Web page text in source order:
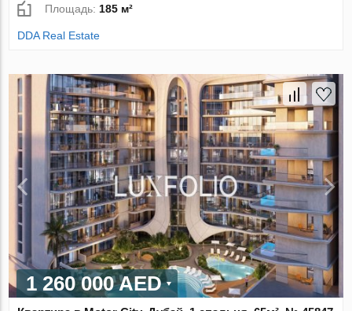
Площадь: 185 м²
DDA Real Estate
1 260 000 AED